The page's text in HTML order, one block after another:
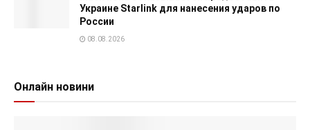
Украине Starlink для нанесения ударов по
России
08.08.2026
Онлайн новини